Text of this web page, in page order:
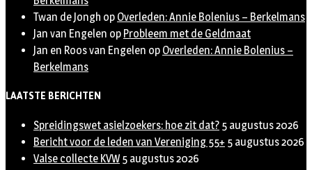
Twan de Jongh op Overleden: Annie Bolenius – Berkelmans
Jan van Engelen op Probleem met de Geldmaat
Jan en Roos van Engelen op Overleden: Annie Bolenius –
Berkelmans
LAATSTE BERICHTEN
Spreidingswet asielzoekers: hoe zit dat? 5 augustus 2026
Bericht voor de leden van Vereniging 55+ 5 augustus 2026
Valse collecte KVW 5 augustus 2026